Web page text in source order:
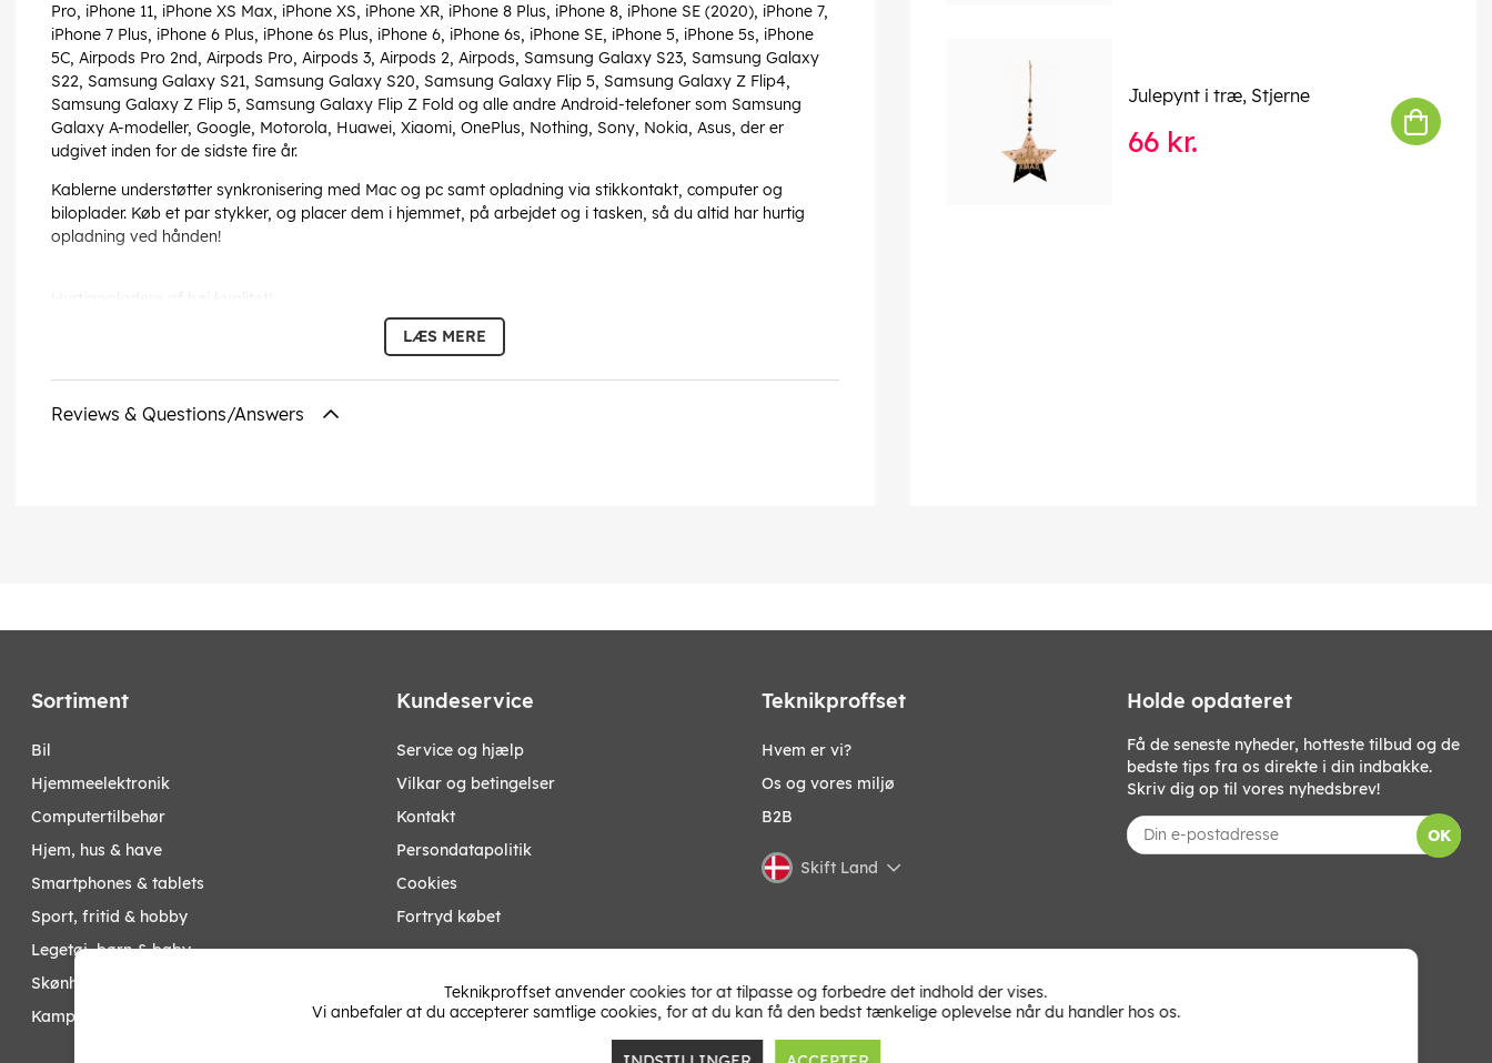
Pro, iPhone 11, iPhone XS Max, iPhone XS, iPhone XR, iPhone 8 Plus, iPhone 8, iPhone SE (2020), iPhone 7,
iPhone 7 Plus, iPhone 6 Plus, iPhone 6s Plus, iPhone 6, iPhone 6s, iPhone SE, iPhone 5, iPhone 5s, iPhone
5C, Airpods Pro 2nd, Airpods Pro, Airpods 3, Airpods 2, Airpods, Samsung Galaxy S23, Samsung Galaxy
S22, Samsung Galaxy S21, Samsung Galaxy S20, Samsung Galaxy Flip 5, Samsung Galaxy Z Flip4,
Samsung Galaxy Z Flip 5, Samsung Galaxy Flip Z Fold og alle andre Android-telefoner som Samsung
Galaxy A-modeller, Google, Motorola, Huawei, Xiaomi, OnePlus, Nothing, Sony, Nokia, Asus, der er
udgivet inden for de sidste fire år.
Kablerne understøtter synkronisering med Mac og pc samt opladning via stikkontakt, computer og
biloplader. Køb et par stykker, og placer dem i hjemmet, på arbejdet og i tasken, så du altid har hurtig
opladning ved hånden!
Hurtigopladere af høj kvalitet!
2 kabler, 1 meter lange (1 x USB C til USB C og 1 x USB C til Lightning)
LÆS MERE
Reviews & Questions/Answers
Julepynt i træ, Stjerne
66 kr.
Sortiment
bil
hjemmeelektronik
computertilbehør
hjem, hus & have
smartphones & tablets
sport, fritid & hobby
legetøj, børn & baby
skønhed & helse
kampagner
Kundeservice
Service og hjælp
Vilkar og betingelser
Kontakt
Persondatapolitik
Cookies
Fortryd købet
Teknikproffset
Hvem er vi?
Os og vores miljø
B2B
Skift Land
Holde opdateret
Få de seneste nyheder, hotteste tilbud og de
bedste tips fra os direkte i din indbakke.
Skriv dig op til vores nyhedsbrev!
OK
Teknikproffset anvender cookies tor at tilpasse og forbedre det indhold der vises.
Vi anbefaler at du accepterer samtlige cookies, for at du kan få den bedst tænkelige oplevelse når du handler hos os.